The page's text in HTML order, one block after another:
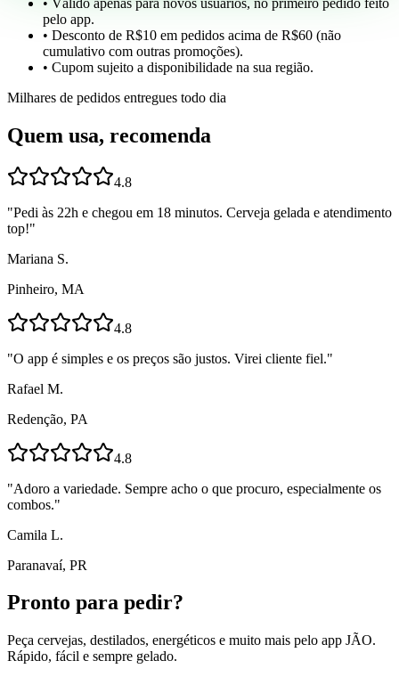
pelo app.
• Desconto de R$10 em pedidos acima de R$60 (não
cumulativo com outras promoções).
• Cupom sujeito a disponibilidade na sua região.
Milhares de pedidos entregues todo dia
Quem usa, recomenda
4.8
"Pedi às 22h e chegou em 18 minutos. Cerveja gelada e atendimento
top!"
Mariana S.
Pinheiro, MA
4.8
"O app é simples e os preços são justos. Virei cliente fiel."
Rafael M.
Redenção, PA
4.8
"Adoro a variedade. Sempre acho o que procuro, especialmente os
combos."
Camila L.
Paranavaí, PR
Pronto para pedir?
Peça cervejas, destilados, energéticos e muito mais pelo app JÃO.
Rápido, fácil e sempre gelado.